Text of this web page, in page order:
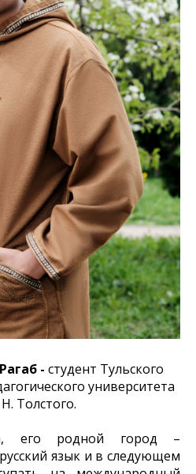
- студент Тульского
университета
Толстого.
его родной город –
язык и в следующем